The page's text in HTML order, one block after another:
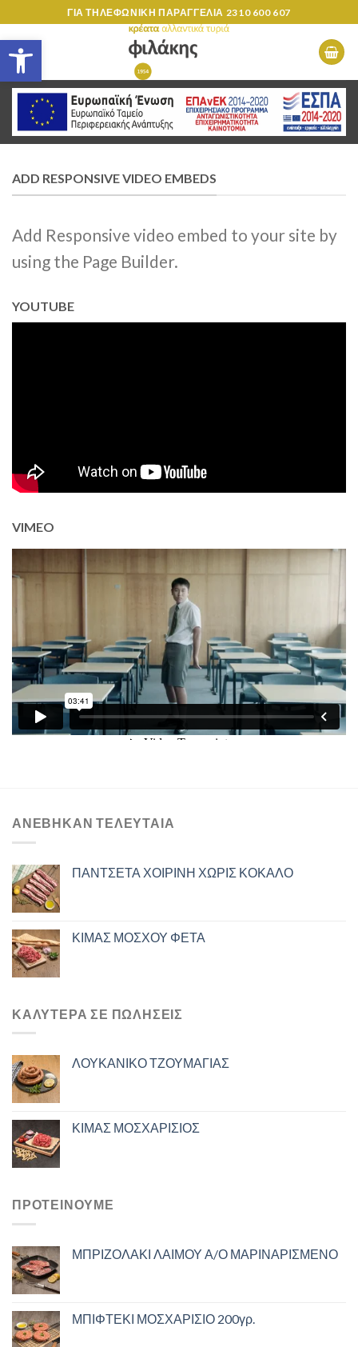
Ανοίξτε τη γραμμή εργαλείων
to
content
ΓΙΑ ΤΗΛΕΦΩΝΙΚΗ ΠΑΡΑΓΓΕΛΙΑ 2310 600 607
ADD RESPONSIVE VIDEO EMBEDS
Add Responsive video embed to your site by
using the Page Builder.
YOUTUBE
VIMEO
ΑΝΈΒΗΚΑΝ ΤΕΛΕΥΤΑΊΑ
ΠΑΝΤΣΕΤΑ ΧΟΙΡΙΝΗ ΧΩΡΙΣ ΚΟΚΑΛΟ
ΚΙΜΑΣ ΜΟΣΧΟΥ ΦΕΤΑ
ΚΑΛΎΤΕΡΑ ΣΕ ΠΩΛΉΣΕΙΣ
ΛΟΥΚΑΝΙΚΟ ΤΖΟΥΜΑΓΙΑΣ
ΚΙΜΑΣ ΜΟΣΧΑΡΙΣΙΟΣ
ΠΡΟΤΕΙΝΟΥΜΕ
ΜΠΡΙΖΟΛΑΚΙ ΛΑΙΜΟΥ Α/Ο ΜΑΡΙΝΑΡΙΣΜΕΝΟ
ΜΠΙΦΤΕΚΙ ΜΟΣΧΑΡΙΣΙΟ 200γρ.